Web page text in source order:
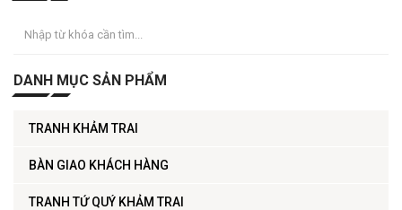
DANH MỤC SẢN PHẨM
TRANH KHẢM TRAI
BÀN GIAO KHÁCH HÀNG
TRANH TỨ QUÝ KHẢM TRAI